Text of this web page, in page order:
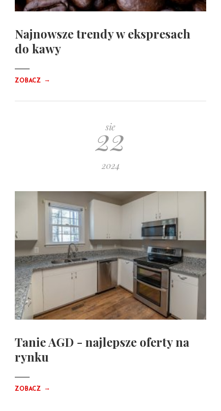
Najnowsze trendy w ekspresach
do kawy
ZOBACZ →
sie
22
2024
Tanie AGD - najlepsze oferty na
rynku
ZOBACZ →